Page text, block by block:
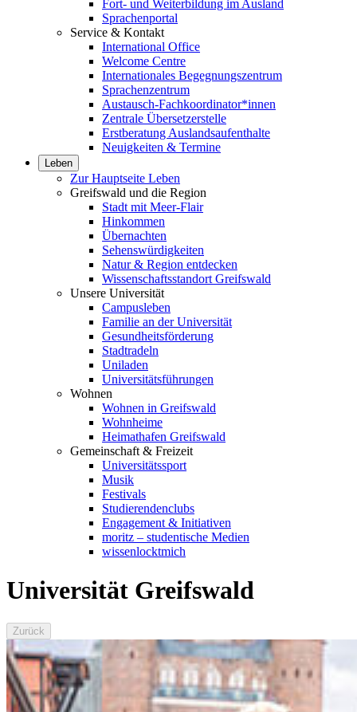
Fort- und Weiterbildung im Ausland
Sprachenportal
Service & Kontakt
International Office
Welcome Centre
Internationales Begegnungszentrum
Sprachenzentrum
Austausch-Fachkoordinator*innen
Zentrale Übersetzerstelle
Erstberatung Auslandsaufenthalte
Neuigkeiten & Termine
Leben
Zur Hauptseite Leben
Greifswald und die Region
Stadt mit Meer-Flair
Hinkommen
Übernachten
Sehenswürdigkeiten
Natur & Region entdecken
Wissenschaftsstandort Greifswald
Unsere Universität
Campusleben
Familie an der Universität
Gesundheitsförderung
Stadtradeln
Uniladen
Universitätsführungen
Wohnen
Wohnen in Greifswald
Wohnheime
Heimathafen Greifswald
Gemeinschaft & Freizeit
Universitätssport
Musik
Festivals
Studierendenclubs
Engagement & Initiativen
moritz – studentische Medien
wissenlocktmich
Universität Greifswald
Zurück